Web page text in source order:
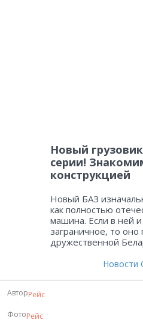
Новый
серии!
конструкцией
Новый БАЗ
как полностью
машина. Если в ней
заграничное, то оно
дружественной
Новости
АвторРейс
ФотоРейс